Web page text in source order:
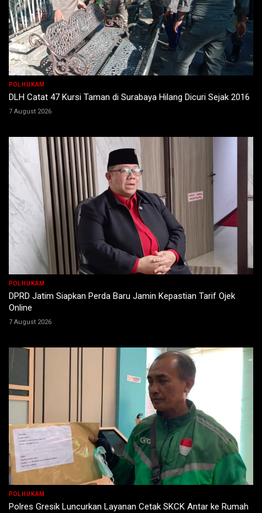
POLHUKAM
DLH Catat 47 Kursi Taman di Surabaya Hilang Dicuri Sejak 2016
7 August 2026
POLHUKAM
DPRD Jatim Siapkan Perda Baru Jamin Kepastian Tarif Ojek
Online
7 August 2026
POLHUKAM
Polres Gresik Luncurkan Layanan Cetak SKCK Antar ke Rumah